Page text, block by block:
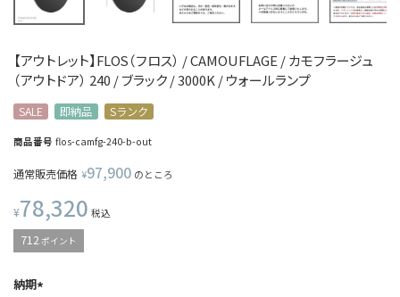
【アウトレット】FLOS（フロス） / CAMOUFLAGE / カモフラージュ
（アウトドア） 240 / ブラック / 3000K / ウォールランプ
SALE 即納品 Sランク
商品番号 flos-camfg-240-b-out
通常販売価格 ¥97,900 のところ
¥78,320 税込
712ポイント
納期